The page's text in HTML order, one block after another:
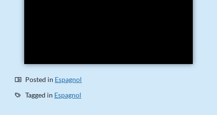
Posted in Espagnol
Tagged in Espagnol